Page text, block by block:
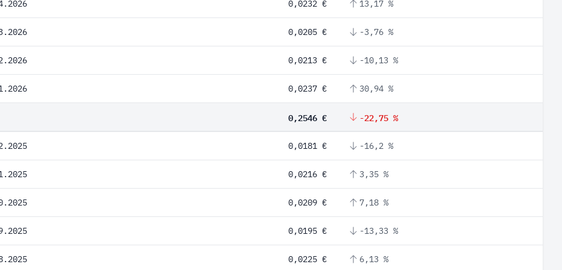
0,0232 € 13,17 %
0,0205 € -3,76 %
0,0213 € -10,13 %
0,0237 € 30,94 %
0,2546 € -22,75 %
0,0181 € -16,2 %
0,0216 € 3,35 %
0,0209 € 7,18 %
0,0195 € -13,33 %
0,0225 € 6,13 %